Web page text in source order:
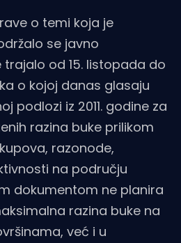
o temi koja je
se javno
od 15. listopada do
o kojoj danas glasaju
podlozi iz 2011. godine za
razina buke prilikom
razonode,
na području
dokumentom ne planira
razina buke na
već i u